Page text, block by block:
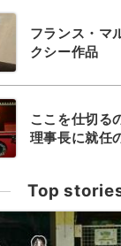
フランス・マ
クシー作品
ここを仕切る
理事長に就任
Top